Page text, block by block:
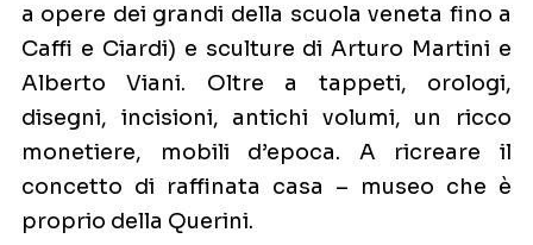
a opere dei grandi della scuola veneta fino a
Caffi e Ciardi) e sculture di Arturo Martini e
Alberto Viani. Oltre a tappeti, orologi,
disegni, incisioni, antichi volumi, un ricco
monetiere, mobili d’epoca. A ricreare il
concetto di raffinata casa – museo che è
proprio della Querini.